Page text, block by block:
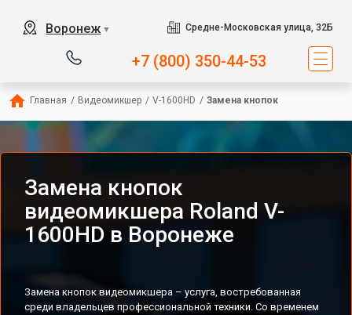
Воронеж ▼ Средне-Московская улица, 32Б
+7 (800) 350-44-53
Главная / Видеомикшер / V-1600HD / Замена кнопок
Замена кнопок
видеомикшера Roland V-
1600HD в Воронеже
Замена кнопок видеомикшера – услуга, востребованная
среди владельцев профессиональной техники. Со временем